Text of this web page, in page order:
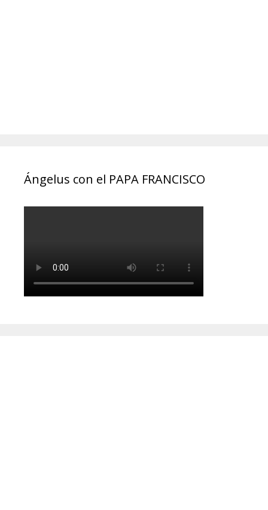
Ángelus con el PAPA FRANCISCO